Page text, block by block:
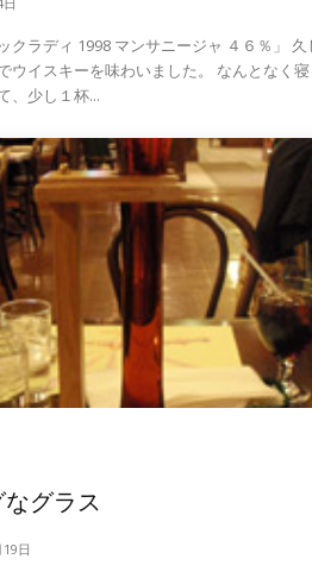
クラディ 1998 マンサニージャ ４６％」 久し
スキーを味わいました。 なんとなく寝
、少し１杯...
グラス
日